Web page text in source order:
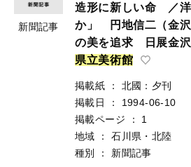
新聞記事
造形に新しい命 ／
か」 円地信二（金
の美を追求 日展金
県立美術館
掲載紙 ：
北國：夕刊
掲載日
：
1994-06-10
掲載ページ
：
1
地域
：
石川県・北陸
種別
： 新聞記事